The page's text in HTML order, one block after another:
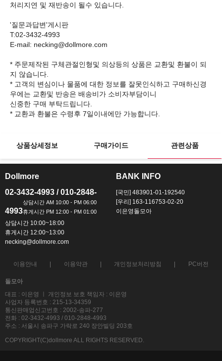
처리지연 및 재반송이 될수 있습니다.
'질문과답변'게시판
T:02-3432-4993
E-mail: necking@dollmore.com
* 주문제작된 구체관절인형및 의상등의 상품은 교환및 환불이 되
지 않습니다.
* 고객의 변심이나 물품에 대한 정보를 잘못인식하고 구매하신경
우에는 교환및 반송은 배송비가 소비자부담이니
신중한 구매 부탁드립니다.
상품상세정보 구매가이드 관련상품
Dollmore
02-3432-4993 / 010-2848-
4993
상담시간 10:00~18:00
휴게시간 12:00~13:00
necking@dollmore.com
BANK INFO
[국민] 483901-01-192540
[우리] 163-116753-02-20
이은영돌모아
이용안내 이용약관 개인정보처리방침 PC버전
돌모아
대표 : 이은영 ㅣ 개인정보 보호 책임자 : 이은영
사업자 등록번호 : 215-13-34359
통신판매업신고번호 : 2002-송파-277
전화 : 02-3432-4993 / 010-2848-4993
주소 : 서울시 송파구 가락로 240 장안빌딩 203호
COPYRIGHT(C)dollmore ALL RIGHTS RESERVED.